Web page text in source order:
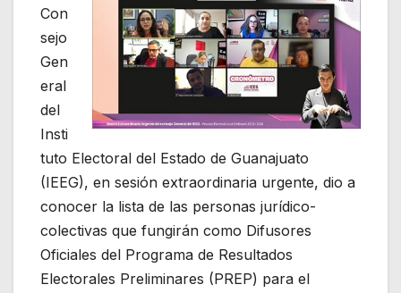
Con
sejo
Gen
eral
del
Insti
tuto Electoral del Estado de Guanajuato
(IEEG), en sesión extraordinaria urgente, dio a
conocer la lista de las personas jurídico-
colectivas que fungirán como Difusores
Oficiales del Programa de Resultados
Electorales Preliminares (PREP) para el